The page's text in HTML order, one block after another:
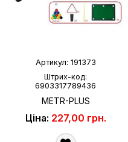
Артикул: 191373
Штрих-код:
6903317789436
METR-PLUS
Ціна: 227,00 грн.